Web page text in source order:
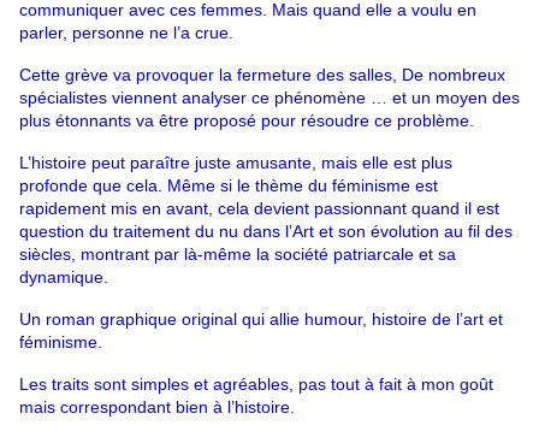
communiquer avec ces femmes. Mais quand elle a voulu en
parler, personne ne l’a crue.
Cette grève va provoquer la fermeture des salles, De nombreux
spécialistes viennent analyser ce phénomène … et un moyen des
plus étonnants va être proposé pour résoudre ce problème.
L’histoire peut paraître juste amusante, mais elle est plus
profonde que cela. Même si le thème du féminisme est
rapidement mis en avant, cela devient passionnant quand il est
question du traitement du nu dans l’Art et son évolution au fil des
siècles, montrant par là-même la société patriarcale et sa
dynamique.
Un roman graphique original qui allie humour, histoire de l’art et
féminisme.
Les traits sont simples et agréables, pas tout à fait à mon goût
mais correspondant bien à l’histoire.